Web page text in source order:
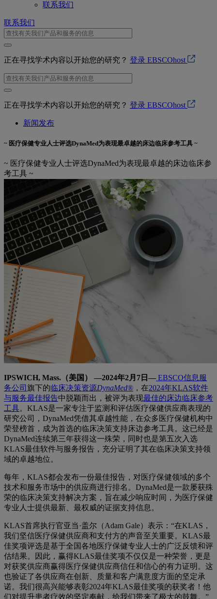
联系我们
联系我们
正在寻找学术内容以开始您的研究？ 登录 EBSCOhost
正在寻找学术内容以开始您的研究？ 登录 EBSCOhost
新闻发布
~ 医疗保健专业人士评选DynaMed为表现最卓越的床边临床参考工具 ~
~ 医疗保健专业人士评选DynaMed为表现最卓越的床边临床参
考工具 ~
IPSWICH, Mass. （美国） —2024年2月 7 日— EBSCO信息服
务公司 旗下的临床决策资源DynaMed® ，在2024年KLAS软件
与服务最佳报告中脱颖而出，被评为表现最佳的床边临床参考
工具。KLAS是一家专注于监测和评估医疗保健供应商表现的
研究公司，DynaMed凭借其卓越性能，在众多医疗保健机构中
荣登榜首，成为首选的临床决策支持床边参考工具。这已经是
DynaMed连续第三年获得这一殊荣，同时也是第五次入选
KLAS最佳软件与服务报告，充分证明了其在临床决策支持领
域的卓越地位。
每年，KLAS都会发布一份最佳报告，对医疗保健领域的多个
技术和服务市场中的供应商进行排名。DynaMed是一款屡获殊
荣的临床决策支持解决方案，旨在减少响应时间，为医疗保健
专业人士提供最新、最权威的证据支持信息。
KLAS首席执行官亚当·盖尔（Adam Gale）表示：“在KLAS，
我们坚信医疗保健供应商和支付方的声音至关重要。KLAS最
佳奖项评选是基于全国各地医疗保健专业人士的广泛反馈和评
估结果。因此，赢得KLAS最佳奖项不仅仅是一种荣誉，更是
对获奖供应商赢得医疗保健供应商信任和信心的有力证明。这
也验证了各供应商在创新、质量和客户满意度方面的坚定承
诺。我们很高兴能够表彰2024年KLAS最佳奖项的获奖者！他
们对提升患者疗效的坚定奉献，给我们带来了极大的鼓舞。”